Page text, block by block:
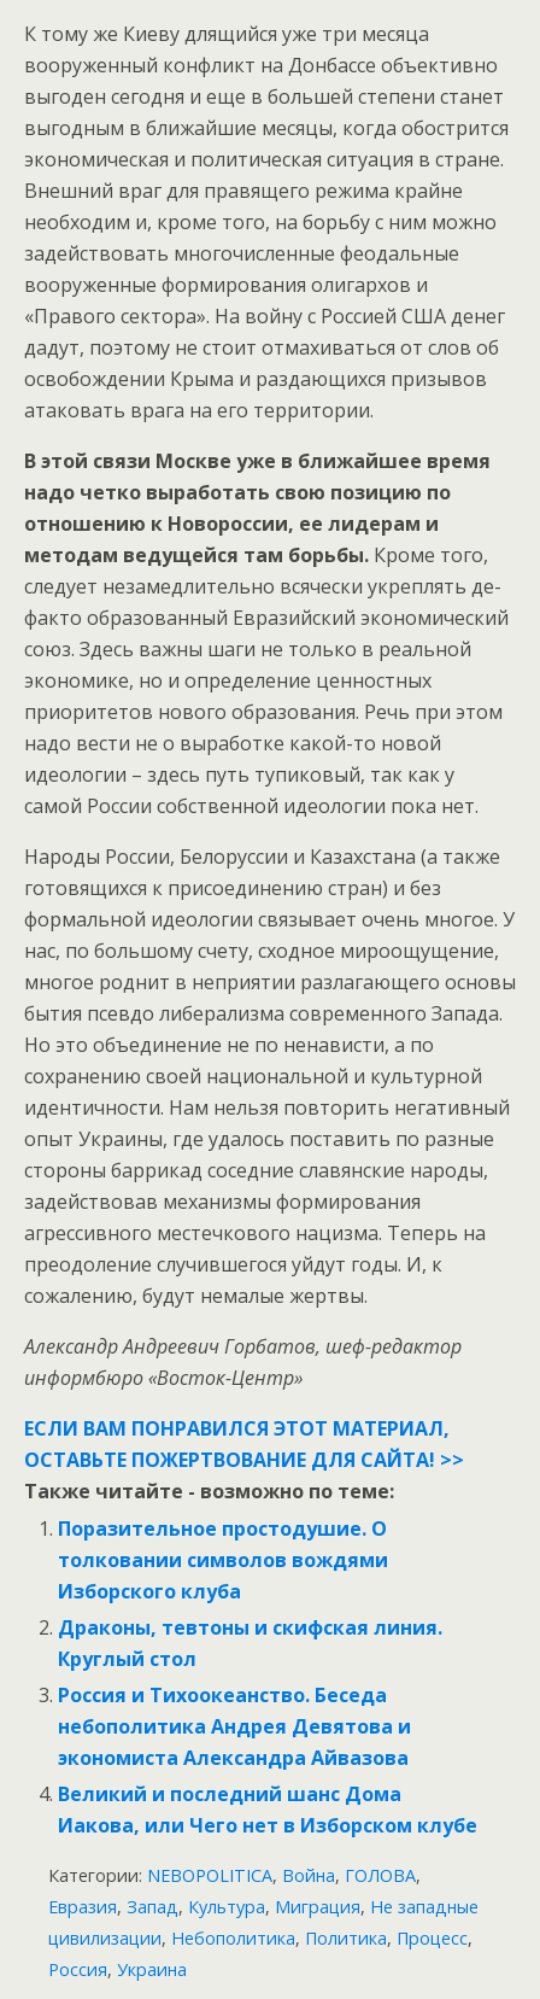
К тому же Киеву длящийся уже три месяца
вооруженный конфликт на Донбассе объективно
выгоден сегодня и еще в большей степени станет
выгодным в ближайшие месяцы, когда обострится
экономическая и политическая ситуация в стране.
Внешний враг для правящего режима крайне
необходим и, кроме того, на борьбу с ним можно
задействовать многочисленные феодальные
вооруженные формирования олигархов и
«Правого сектора». На войну с Россией США денег
дадут, поэтому не стоит отмахиваться от слов об
освобождении Крыма и раздающихся призывов
атаковать врага на его территории.
В этой связи Москве уже в ближайшее время
надо четко выработать свою позицию по
отношению к Новороссии, ее лидерам и
методам ведущейся там борьбы. Кроме того,
следует незамедлительно всячески укреплять де-
факто образованный Евразийский экономический
союз. Здесь важны шаги не только в реальной
экономике, но и определение ценностных
приоритетов нового образования. Речь при этом
надо вести не о выработке какой-то новой
идеологии – здесь путь тупиковый, так как у
самой России собственной идеологии пока нет.
Народы России, Белоруссии и Казахстана (а также
готовящихся к присоединению стран) и без
формальной идеологии связывает очень многое. У
нас, по большому счету, сходное мироощущение,
многое роднит в неприятии разлагающего основы
бытия псевдо либерализма современного Запада.
Но это объединение не по ненависти, а по
сохранению своей национальной и культурной
идентичности. Нам нельзя повторить негативный
опыт Украины, где удалось поставить по разные
стороны баррикад соседние славянские народы,
задействовав механизмы формирования
агрессивного местечкового нацизма. Теперь на
преодоление случившегося уйдут годы. И, к
сожалению, будут немалые жертвы.
Александр Андреевич Горбатов, шеф-редактор
информбюро «Восток-Центр»
ЕСЛИ ВАМ ПОНРАВИЛСЯ ЭТОТ МАТЕРИАЛ,
ОСТАВЬТЕ ПОЖЕРТВОВАНИЕ ДЛЯ САЙТА! >>
Также читайте - возможно по теме:
Поразительное простодушие. О
толковании символов вождями
Изборского клуба
Драконы, тевтоны и скифская линия.
Круглый стол
Россия и Тихоокеанство. Беседа
небополитика Андрея Девятова и
экономиста Александра Айвазова
Великий и последний шанс Дома
Иакова, или Чего нет в Изборском клубе
Категории: NEBOPOLITICA, Война, ГОЛОВА,
Евразия, Запад, Культура, Миграция, Не западные
цивилизации, Небополитика, Политика, Процесс,
Россия, Украина